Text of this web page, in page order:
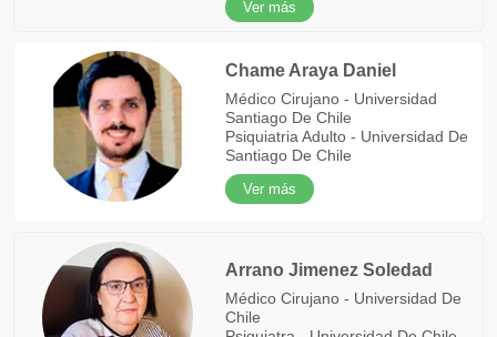
Ver más
Chame Araya Daniel
Médico Cirujano - Universidad
Santiago De Chile
Psiquiatria Adulto - Universidad De
Santiago De Chile
Ver más
Arrano Jimenez Soledad
Médico Cirujano - Universidad De
Chile